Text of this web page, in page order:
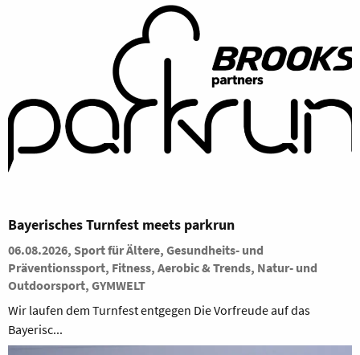
Bayerisches Turnfest meets parkrun
06.08.2026, Sport für Ältere, Gesundheits- und
Präventionssport, Fitness, Aerobic & Trends, Natur- und
Outdoorsport, GYMWELT
Wir laufen dem Turnfest entgegen Die Vorfreude auf das
Bayerisc...